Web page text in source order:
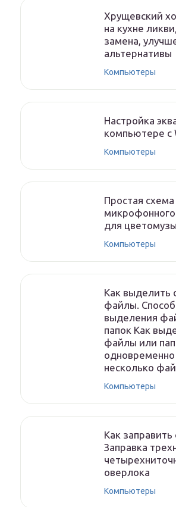
Хрущевский
на кухне
замена,
альтернативы
Компьютеры
Настройка
компьютере с
Компьютеры
Простая схема
для
Компьютеры
Как выделить
файлы.
выделения
папок Как
файлы или
несколько
Компьютеры
Как заправить
Заправка
оверлока
Компьютеры